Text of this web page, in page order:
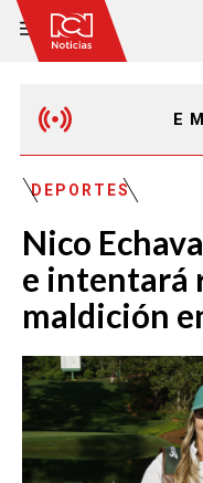
DEPORTES
Nico
e intentará
maldición